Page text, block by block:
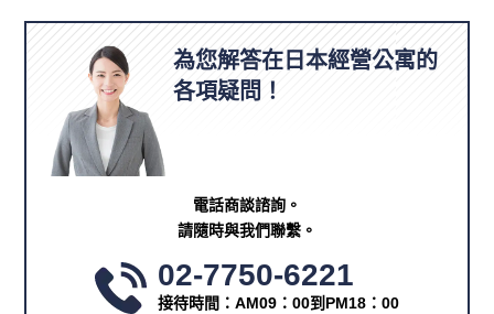
為您解答在日本經營公寓的
各項疑問！
電話商談諮詢。
請隨時與我們聯繫。
02-7750-6221
接待時間：AM09：00到PM18：00